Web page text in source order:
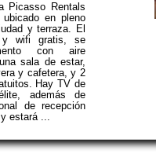
Picasso Rentals
en pleno
y terraza. El
y wifi gratis, se
con aire
sala de estar,
y cafetera, y 2
Hay TV de
además de
de recepción
estará ...